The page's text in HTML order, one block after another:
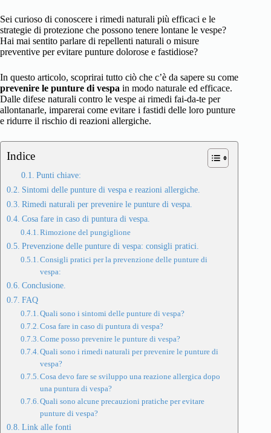
Sei curioso di conoscere i rimedi naturali più efficaci e le
strategie di protezione che possono tenere lontane le vespe?
Hai mai sentito parlare di repellenti naturali o misure
preventive per evitare punture dolorose e fastidiose?
In questo articolo, scoprirai tutto ciò che c’è da sapere su come
prevenire le punture di vespa in modo naturale ed efficace.
Dalle difese naturali contro le vespe ai rimedi fai-da-te per
allontanarle, imparerai come evitare i fastidi delle loro punture
e ridurre il rischio di reazioni allergiche.
Indice
Punti chiave:
Sintomi delle punture di vespa e reazioni allergiche.
Rimedi naturali per prevenire le punture di vespa.
Cosa fare in caso di puntura di vespa.
Rimozione del pungiglione
Prevenzione delle punture di vespa: consigli pratici.
Consigli pratici per la prevenzione delle punture di
vespa:
Conclusione.
FAQ
Quali sono i sintomi delle punture di vespa?
Cosa fare in caso di puntura di vespa?
Come posso prevenire le punture di vespa?
Quali sono i rimedi naturali per prevenire le punture di
vespa?
Cosa devo fare se sviluppo una reazione allergica dopo
una puntura di vespa?
Quali sono alcune precauzioni pratiche per evitare
punture di vespa?
Link alle fonti